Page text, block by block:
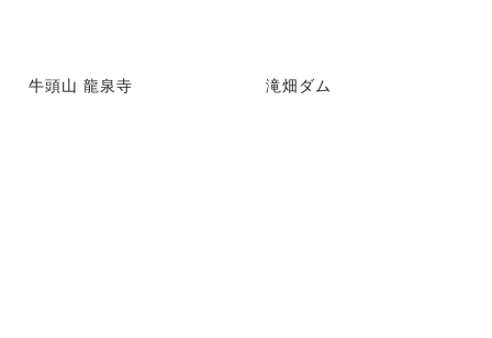
牛頭山 龍泉寺 滝畑ダム